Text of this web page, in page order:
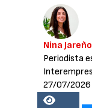
Nina Jareño
Periodista
27/07/2026